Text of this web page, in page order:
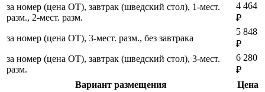
за номер (цена ОТ), завтрак (шведский стол), 1-мест.
разм., 2-мест. разм.
4 464
₽
за номер (цена ОТ), 3-мест. разм., без завтрака
5 848
₽
за номер (цена ОТ), завтрак (шведский стол), 3-мест.
разм.
6 280
₽
Вариант размещения
Цена